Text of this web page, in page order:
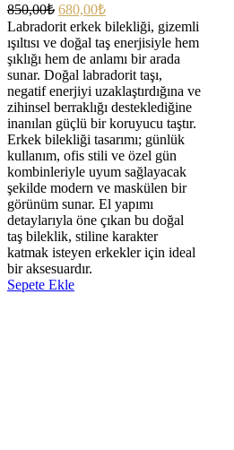
850,00₺ 680,00₺
Labradorit erkek bilekliği, gizemli
ışıltısı ve doğal taş enerjisiyle hem
şıklığı hem de anlamı bir arada
sunar. Doğal labradorit taşı,
negatif enerjiyi uzaklaştırdığına ve
zihinsel berraklığı desteklediğine
inanılan güçlü bir koruyucu taştır.
Erkek bilekliği tasarımı; günlük
kullanım, ofis stili ve özel gün
kombinleriyle uyum sağlayacak
şekilde modern ve maskülen bir
görünüm sunar. El yapımı
detaylarıyla öne çıkan bu doğal
taş bileklik, stiline karakter
katmak isteyen erkekler için ideal
bir aksesuardır.
Sepete Ekle